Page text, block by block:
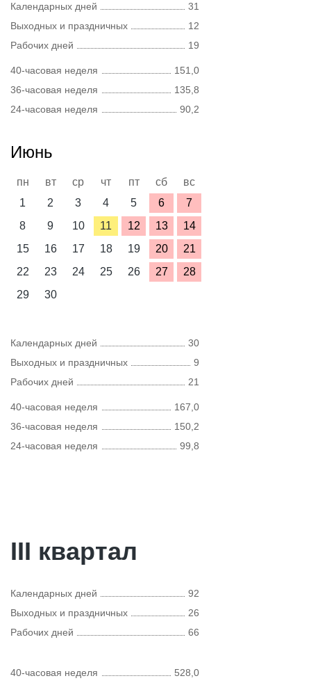
Календарных дней
31
Выходных и праздничных
12
Рабочих дней
19
40-часовая неделя
151,0
36-часовая неделя
135,8
24-часовая неделя
90,2
Июнь
пн вт ср чт пт сб
вс
1
2 3 4 5 6
7
8
9 10 11 12 13
14
15
16 17 18 19 20
21
22
23 24 25 26 27
28
29
30
Календарных дней
30
Выходных и праздничных
9
Рабочих дней
21
40-часовая неделя
167,0
36-часовая неделя
150,2
24-часовая неделя
99,8
III квартал
Календарных дней
92
Выходных и праздничных
26
Рабочих дней
66
40-часовая неделя 528,0